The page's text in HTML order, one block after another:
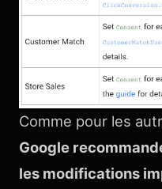
Comme pour les
Google
les modifications